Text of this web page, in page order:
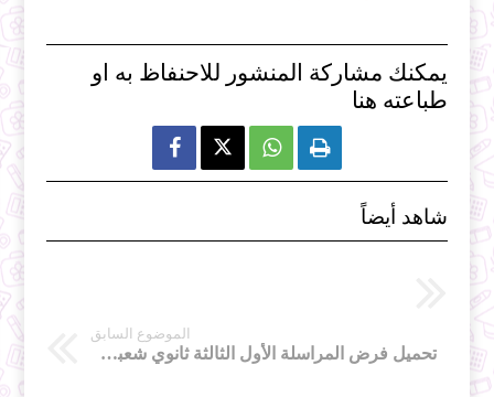
يمكنك مشاركة المنشور للاحنفاظ به او
طباعته هنا
  
شاهد أيضاً
الموضوع السابق
تحميل فرض المراسلة الأول الثالثة ثانوي شعبة آداب و فلسفة 304